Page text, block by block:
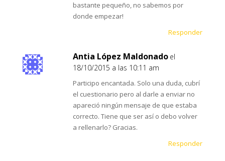
bastante pequeño, no sabemos por
donde empezar!
Responder
Antia López Maldonado el
18/10/2015 a las 10:11 am
Participo encantada. Solo una duda, cubrí
el cuestionario pero al darle a enviar no
apareció ningún mensaje de que estaba
correcto. Tiene que ser así o debo volver
a rellenarlo? Gracias.
Responder